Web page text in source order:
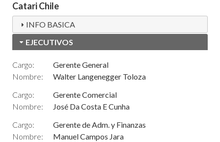
Catari Chile
INFO BASICA
EJECUTIVOS
Cargo:
Gerente General
Nombre:
Walter Langenegger Toloza
Cargo:
Gerente Comercial
Nombre:
José Da Costa E Cunha
Cargo:
Gerente de Adm. y Finanzas
Nombre:
Manuel Campos Jara